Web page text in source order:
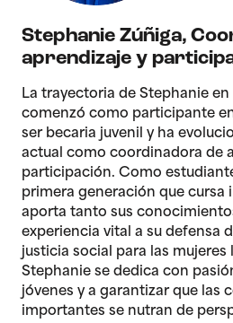
Stephanie Zúñiga,
aprendizaje y
La trayectoria de Stephanie en
comenzó como participante
ser becaria juvenil y ha
actual como coordinadora de
participación. Como
primera generación que cursa
aporta tanto sus
experiencia vital a su defensa
justicia social para las mujeres
Stephanie se dedica con
jóvenes y a garantizar que las
importantes se nutran de